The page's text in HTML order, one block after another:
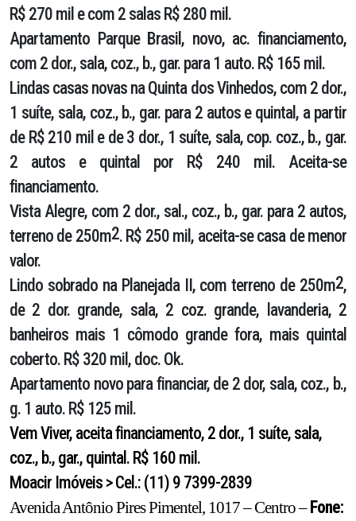
R$ 270 mil e com 2 salas R$ 280 mil.
Apartamento Parque Brasil , novo, ac. financiamento,
com 2 dor., sala, coz., b., gar. para 1 auto. R$ 165 mil.
Lindas casas novas na Quinta dos Vinhedos, com 2 dor.,
1 suíte, sala, coz., b., gar. para 2 autos e quintal, a partir
de R$ 210 mil e de 3 dor., 1 suíte, sala, cop. coz., b., gar.
2 autos e quintal por R$ 240 mil. Aceita-se
financiamento.
Vista Alegre, com 2 dor., sal., coz., b., gar. para 2 autos,
terreno de 250m2. R$ 250 mil, aceita-se casa de menor
valor.
Lindo sobradona Planejada II, com terreno de 250m2,
de 2 dor. grande, sala, 2 coz. grande, lavanderia, 2
banheiros mais 1 cômodo grande fora, mais quintal
coberto. R$ 320 mil, doc. Ok.
Apartamento novopara financiar, de 2 dor, sala, coz., b.,
g. 1 auto. R$ 125 mil.
Vem Viver, aceita financiamento, 2 dor., 1 suíte, sala,
coz., b., gar., quintal. R$ 160 mil.
Moacir Imóveis > Cel.: (11) 9 7399-2839
Avenida Antônio Pires Pimentel, 1017 – Centro –Fone: